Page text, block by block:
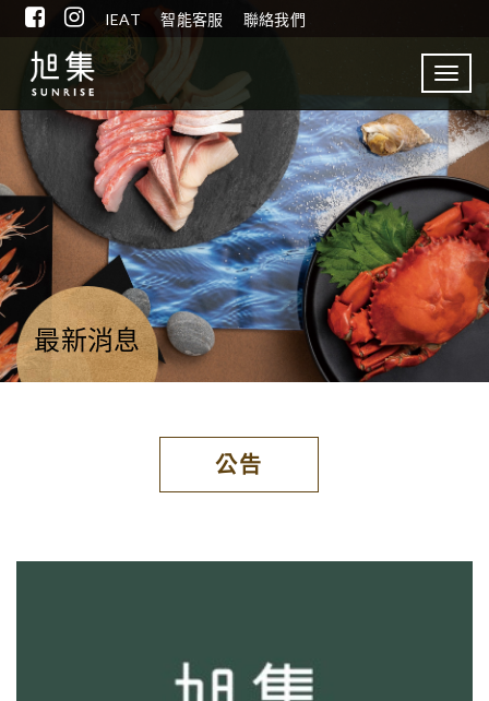
IEAT 智能客服 聯絡我們
最新消息
公告